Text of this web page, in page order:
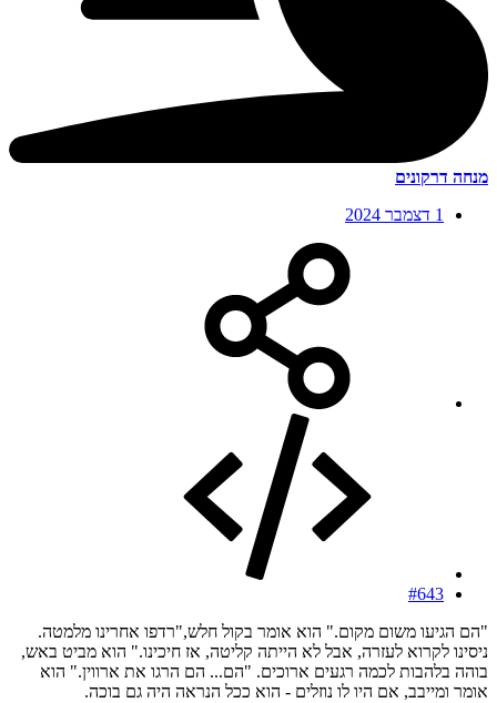
מנחה דרקונים
1 דצמבר 2024
#643
"הם הגיעו משום מקום." הוא אומר בקול חלש,"רדפו אחרינו מלמטה.
ניסינו לקרוא לעזרה, אבל לא הייתה קליטה, אז חיכינו." הוא מביט באש,
בוהה בלהבות לכמה רגעים ארוכים. "הם... הם הרגו את ארווין." הוא
אומר ומייבב, אם היו לו נוזלים - הוא ככל הנראה היה גם בוכה.